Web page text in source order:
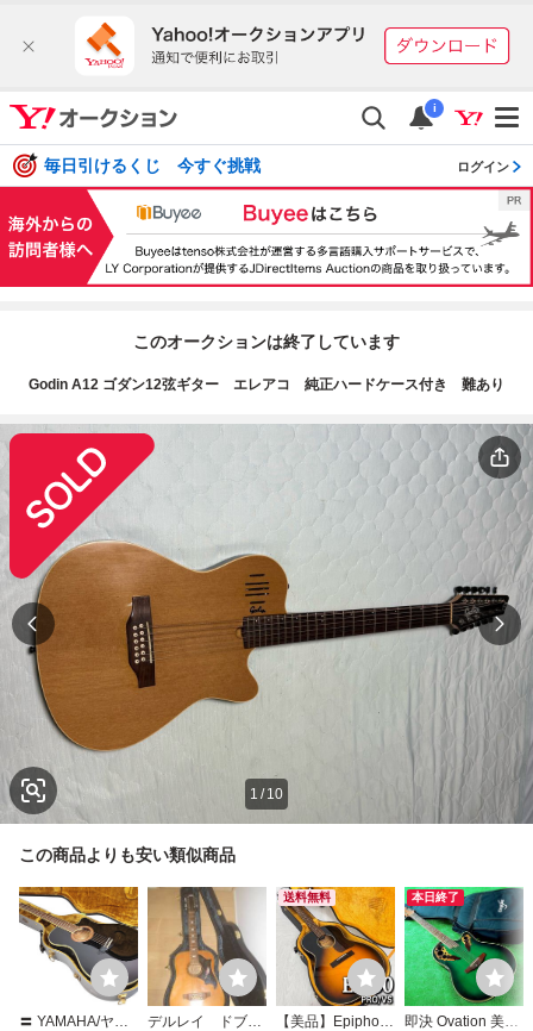
i
毎日引けるくじ 今すぐ挑戦 ログイン
このオークションは終了しています
Godin A12 ゴダン12弦ギター エレアコ 純正ハードケース付き 難あり
1 / 10
この商品よりも安い類似商品
〓 YAMAHA/ヤマ
デルレイ ドブ12
送料無料
【美品】Epiphon
本日終了
即決 Ovation 美色